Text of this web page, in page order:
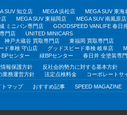
SUV 知立店 MEGA 浜松店 MEGA SUV 東海
店 MEGA SUV 東福岡店 MEGA SUV 南風原店
ミニバン専門店 GOODSPEED VANLIFE 春日
門店
UNITED MINICARS
神戸大蔵谷 買取専門店
東福岡 買取専門店
ド車検 守山店 グッドスピード車検 岐阜店
BPセンター 緑BPセンター
春日井 全塗装専
報保護方針 反社会的勢力に対する基本方針
業務運営方針 法定点検料金
コーポレートサ
トマップ おすすめ記事 SPEED MAGAZINE